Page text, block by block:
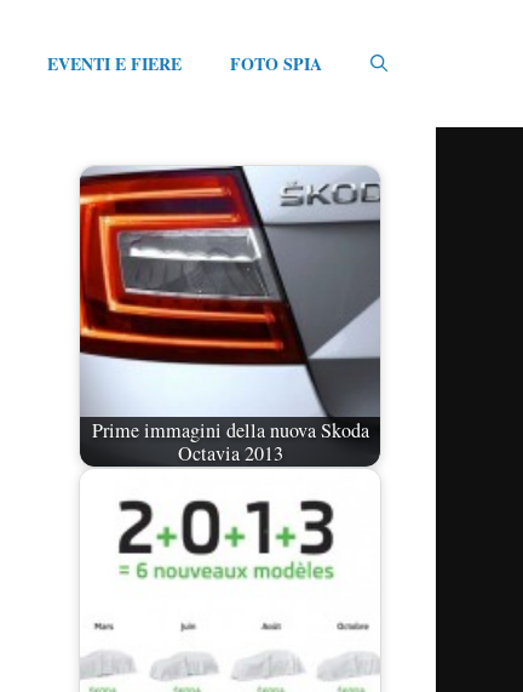
EVENTI E FIERE FOTO SPIA
Prime immagini della nuova Skoda
Octavia 2013